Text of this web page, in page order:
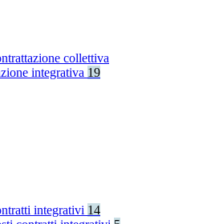
collettiva
integrativa 19
integrativi 14